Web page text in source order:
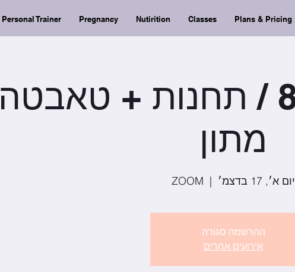
Personal Trainer Pregnancy Nutirition Classes Plans & Pricing
יום א׳ / 8:15 / תחנות + טאבטה
מתון
יום א׳, 17 בדצמ׳
  |
ZOOM
ההרשמה סגורה
אירועים אחרים